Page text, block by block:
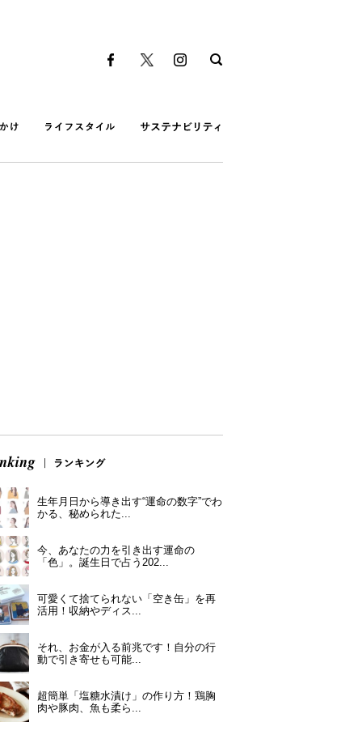
生年月日から導き出す“運命の数字”でわ
かる、秘められた...
今、あなたの力を引き出す運命の
「色」。誕生日で占う202...
可愛くて捨てられない「空き缶」を再
活用！収納やディス...
それ、お金が入る前兆です！自分の行
動で引き寄せも可能...
超簡単「塩糖水漬け」の作り方！鶏胸
肉や豚肉、魚も柔ら...